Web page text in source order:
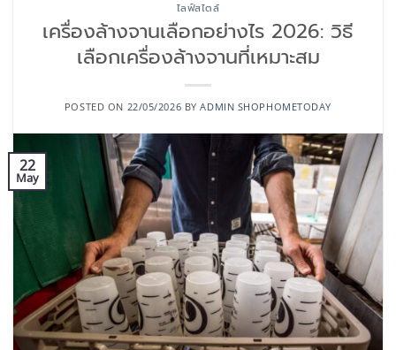
ไลฟ์สไตล์
เครื่องล้างจานเลือกอย่างไร 2026: วิธี
เลือกเครื่องล้างจานที่เหมาะสม
POSTED ON 22/05/2026 BYADMIN SHOPHOMETODAY
22
May